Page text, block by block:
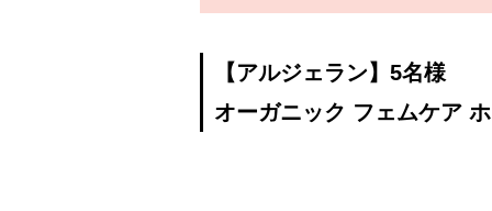
【アルジェラン】5名様
オーガニック フェムケア